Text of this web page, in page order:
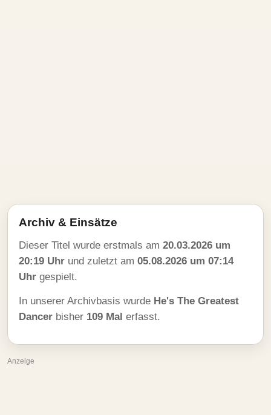
Archiv & Einsätze
Dieser Titel wurde erstmals am 20.03.2026 um
20:19 Uhr und zuletzt am 05.08.2026 um 07:14
Uhr gespielt.
In unserer Archivbasis wurde He's The Greatest
Dancer bisher 109 Mal erfasst.
Anzeige